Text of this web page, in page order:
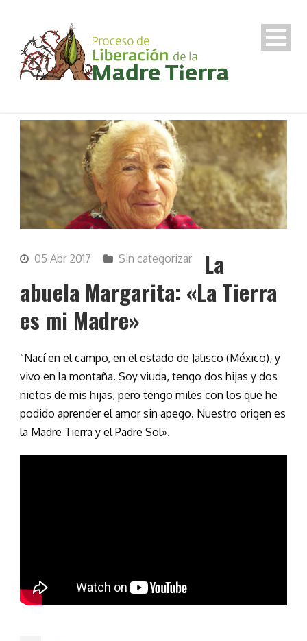
05 Abr 2017 Sin categorizar
La
abuela Margarita: «La Tierra
es mi Madre»
“Nací en el campo, en el estado de Jalisco (México), y
vivo en la montaña. Soy viuda, tengo dos hijas y dos
nietos de mis hijas, pero tengo miles con los que he
podido aprender el amor sin apego. Nuestro origen es
la Madre Tierra y el Padre Sol».